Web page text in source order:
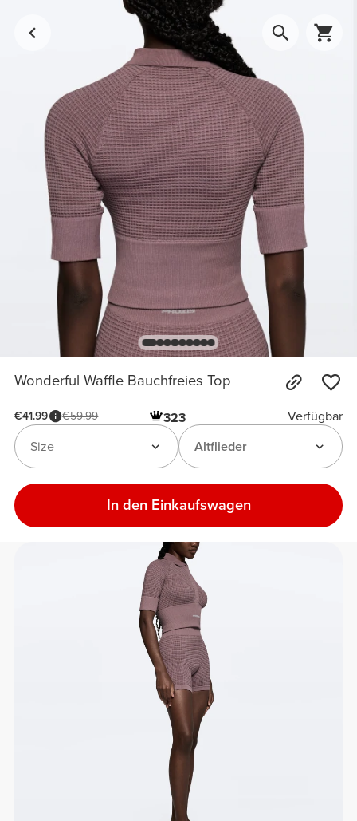
Wonderful Waffle Bauchfreies Top
€41.99 €59.99 323
Verfügbar
Altflieder
Size
In den Einkaufswagen